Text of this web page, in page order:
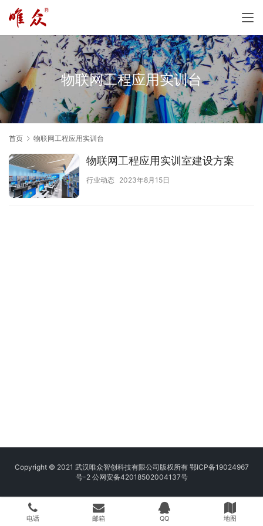
物联网工程应用实训台
首页 物联网工程应用实训台
物联网工程应用实训室建设方案
行业动态 2023年8月15日
Copyright © 2021 武汉唯众智创科技有限公司版权所有 鄂ICP备19024967
号-2 公网安备42018502004137号
电话 邮箱 QQ 地图